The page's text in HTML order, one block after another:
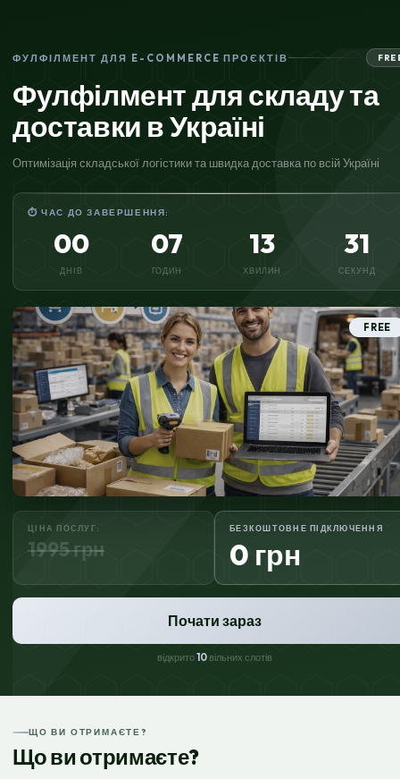
ФУЛФІЛМЕНТ ДЛЯ E-COMMERCE ПРОЄКТІВ
Фулфілмент для складу та
доставки в Україні
Оптимізація складської логістики та швидка доставка по всій Україні
⏱ ЧАС ДО ЗАВЕРШЕННЯ:
00
ДНІВ
07
ГОДИН
13
ХВИЛИН
30
СЕКУНД
FREE
ЦІНА ПОСЛУГ:
1995 грн
БЕЗКОШТОВНЕ ПІДКЛЮЧЕННЯ
0 грн
Почати зараз
відкрито10вільних слотів
ЩО ВИ ОТРИМАЄТЕ?
Що ви отримаєте?